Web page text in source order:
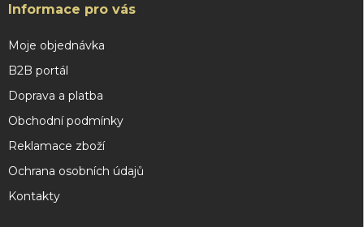
Informace pro vás
Moje objednávka
B2B portál
Doprava a platba
Obchodní podmínky
Reklamace zboží
Ochrana osobních údajů
Kontakty